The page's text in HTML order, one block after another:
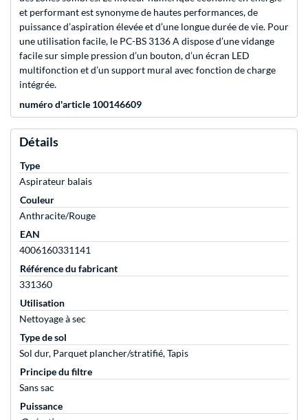
et performant est synonyme de hautes performances, de
puissance d’aspiration élevée et d’une longue durée de vie. Pour
une utilisation facile, le PC-BS 3136 A dispose d’une vidange
facile sur simple pression d’un bouton, d’un écran LED
multifonction et d’un support mural avec fonction de charge
intégrée.
numéro d'article 100146609
Détails
Type
Aspirateur balais
Couleur
Anthracite/Rouge
EAN
4006160331141
Référence du fabricant
331360
Utilisation
Nettoyage à sec
Type de sol
Sol dur, Parquet plancher/stratifié, Tapis
Principe du filtre
Sans sac
Puissance